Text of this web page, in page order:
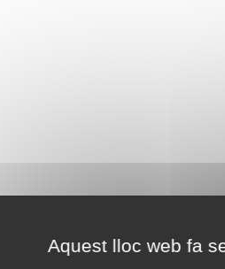
Aquest lloc web fa